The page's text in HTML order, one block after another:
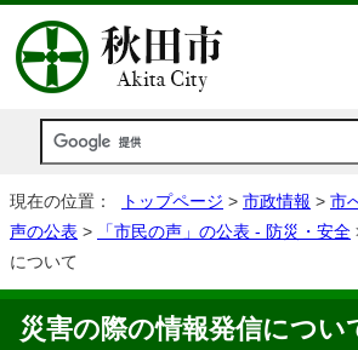
現在の位置： トップページ > 市政情報 > 市
声の公表 > 「市民の声」の公表 - 防災・安全
について
災害の際の情報発信につい